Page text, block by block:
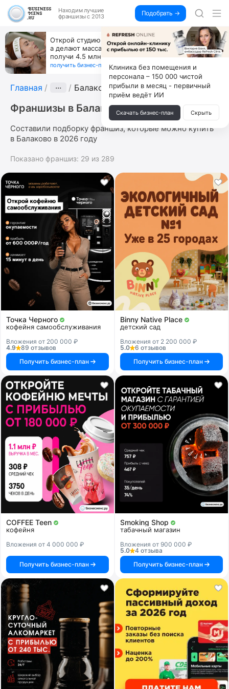
Находим лучшие
франшизы с 2013
Подобрать →
Открой студию, где не колют и не режут,
а делают массаж лица руками и в первый же год
получи 4.5 млн
получить бизнес-план ↓
Главная ··· Балаково
Франшизы в Балаково
Составили подборку франшиз, которые можно купить
в Балаково в 2026 году
Показано франшиз: 29 из 289
Точка Черного
кофейня самообслуживания
Вложения от 200 000 ₽
4.9
89 отзывов
Получить бизнес-план
Binny Native Place
детский сад
Вложения от 2 200 000 ₽
5.0
6 отзывов
Получить бизнес-план
COFFEE Teen
кофейня
Вложения от 4 000 000 ₽
Получить бизнес-план
Smoking Shop
табачный магазин
Вложения от 900 000 ₽
5.0
4 отзыва
Получить бизнес-план
Клиника без помещения и
персонала – 150 000 чистой
прибыли в месяц - первичный
приём ведёт ИИ
Скачать бизнес-план Скрыть